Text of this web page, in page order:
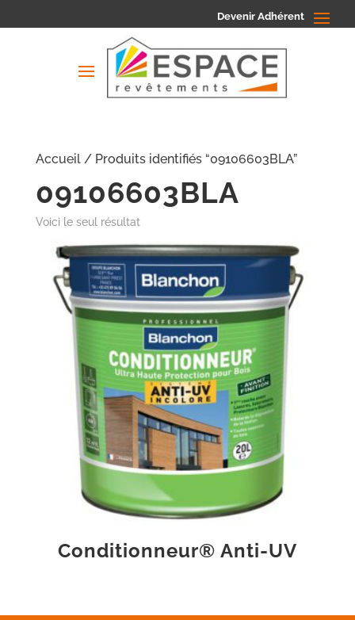
Devenir Adhérent
Accueil/ Produits identifiés “09106603BLA”
09106603BLA
Voici le seul résultat
Conditionneur® Anti-UV